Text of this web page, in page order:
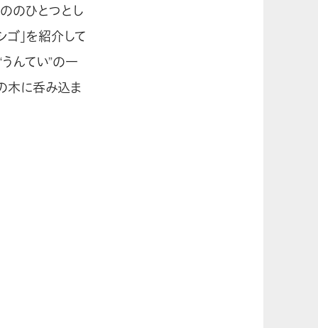
のひとつとし
」を紹介して
んてい”の一
木に呑み込ま